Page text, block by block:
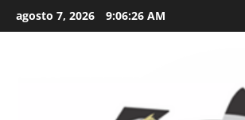
to
agosto 7, 2026 9:06:28 AM